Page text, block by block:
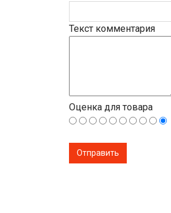
Текст комментария
Оценка для товара